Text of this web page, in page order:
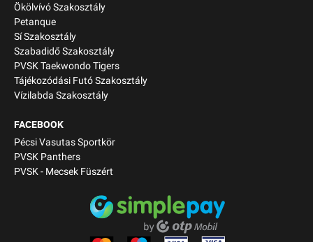
Ökölvívó Szakosztály
Petanque
Sí Szakosztály
Szabadidő Szakosztály
PVSK Taekwondo Tigers
Tájékozódási Futó Szakosztály
Vízilabda Szakosztály
FACEBOOK
Pécsi Vasutas Sportkör
PVSK Panthers
PVSK - Mecsek Füszért